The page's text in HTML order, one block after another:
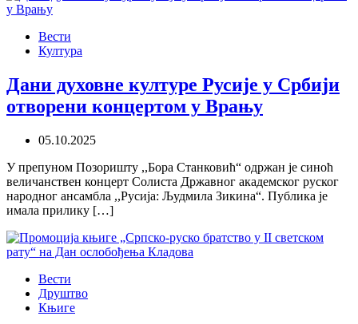
Вести
Култура
Дани духовне културе Русије у Србији
отворени концертом у Врању
05.10.2025
У препуном Позоришту ,,Бора Станковић“ одржан је синоћ
величанствен концерт Солиста Државног академског руског
народног ансамбла ,,Русија: Људмила Зикина“. Публика је
имала прилику […]
Вести
Друштво
Књиге